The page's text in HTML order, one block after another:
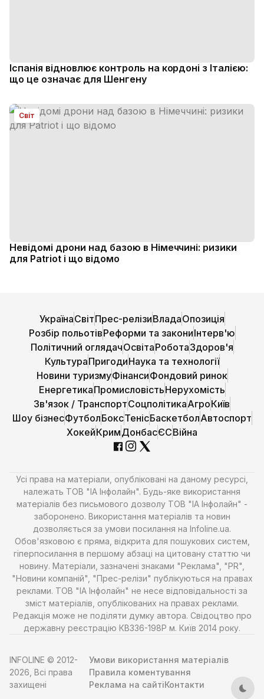
Іспанія відновлює контроль на кордоні з Італією:
що це означає для Шенгену
Світ
Невідомі дрони над базою в Німеччині: ризики
для Patriot і що відомо
УкраїнаСвітПрес-релізиВладаОпозиція
Розбір польотівРеформи та закониІнтерв'ю
Політичний оглядачОсвітаРоботаЗдоров'я
КультураПригодиНаука та технології
Новини туризмуФінансиФондовий ринок
ЕнергетикаПромисловістьНерухомість
Зв'язок / ТранспортСоцполітикаАгроКиїв
Шоу бізнесФутболБоксТенісБаскетболАвтоспорт
ХокейКримДонбасЄСВійна
Усі права на матеріали, опубліковані на даному ресурсі,
належать ТОВ "ІА Інфолайн". Будь-яке використання
матеріалів без письмового дозволу ТОВ "ІА Інфолайн" -
заборонено. Використання матеріалів та новин
дозволяється за умови посилання на Infoline.ua.
Обов'язковою є пряма, відкрита для пошукових систем,
гіперпосилання в першому абзаці на цитовану статтю чи
новину. Матеріали, зазначені знаками "Реклама", "PR",
"Новини компаній", "Прес-релізи" публікуються на правах
реклами. ТОВ "ІА Інфолайн" не несе відповідальності за
зміст матеріалів, опублікованих на правах реклами.
Редакція може не поділяти думку автора. Свідоцтво про
державну реєстрацію КВ336-198Р м. Київ 2014 року.
INFOLINE © 2012-
2026, Всі права
захищені
Умови використання матеріалів
Правила коментування
Реклама на сайтіКонтакти